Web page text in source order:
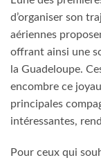
d’organiser son
aériennes
offrant ainsi une
la Guadeloupe.
encombre ce
principales
intéressantes,
Pour ceux qui